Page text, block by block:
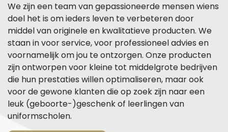
We zijn een team van gepassioneerde mensen wiens
doel het is om ieders leven te verbeteren door
middel van originele en kwalitatieve producten. We
staan in voor service, voor professioneel advies en
voornamelijk om jou te ontzorgen. Onze producten
zijn ontworpen voor kleine tot middelgrote bedrijven
die hun prestaties willen optimaliseren, maar ook
voor de gewone klanten die op zoek zijn naar een
leuk (geboorte-)geschenk of leerlingen van
uniformscholen.